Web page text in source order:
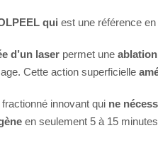
qui est une référence
d’un laser permet une
Cette action superficielle
innovant qui ne
en seulement 5 à 15